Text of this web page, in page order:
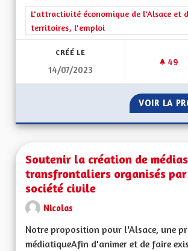
Filtrer les résultats de la catégorie :
L'attractivité économique de l'Alsace et
territoires, l'emploi
CRÉÉ LE
14/07/2023
49
VOIR LA
Soutenir la création de
transfrontaliers organisés
société civile
Nicolas
Notre proposition pour l'Alsace, une
médiatiqueAfin d'animer et de faire